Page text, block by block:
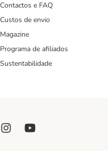
Contactos e FAQ
Custos de envio
Magazine
Programa de afiliados
Sustentabilidade